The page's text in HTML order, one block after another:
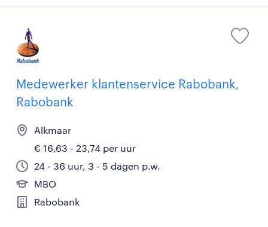
Medewerker klantenservice Rabobank,
Rabobank
Alkmaar
€ 16,63 - 23,74 per uur
24 - 36 uur, 3 - 5 dagen p.w.
MBO
Rabobank